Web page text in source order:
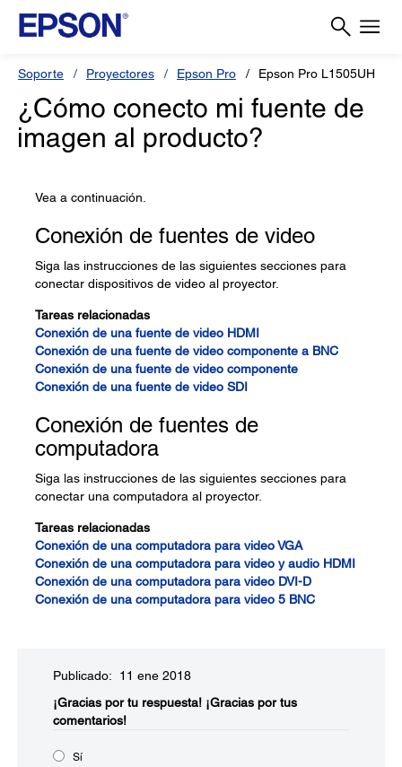
Soporte Proyectores Epson Pro Epson Pro L1505UH
¿Cómo conecto mi fuente de
imagen al producto?
Vea a continuación.
Conexión de fuentes de video
Siga las instrucciones de las siguientes secciones para
conectar dispositivos de video al proyector.
Tareas relacionadas
Conexión de una fuente de video HDMI
Conexión de una fuente de video componente a BNC
Conexión de una fuente de video componente
Conexión de una fuente de video SDI
Conexión de fuentes de
computadora
Siga las instrucciones de las siguientes secciones para
conectar una computadora al proyector.
Tareas relacionadas
Conexión de una computadora para video VGA
Conexión de una computadora para video y audio HDMI
Conexión de una computadora para video DVI-D
Conexión de una computadora para video 5 BNC
Publicado: 11 ene 2018
¡Gracias por tu respuesta! ¡Gracias por tus
comentarios!
Sí